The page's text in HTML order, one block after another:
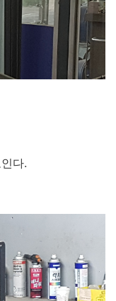
다.